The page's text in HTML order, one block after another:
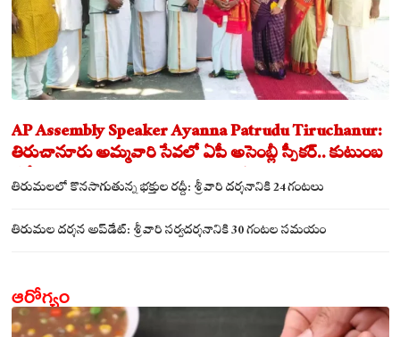
AP Assembly Speaker Ayanna Patrudu Tiruchanur:
తిరుచానూరు అమ్మవారి సేవలో ఏపీ అసెంబ్లీ స్పీకర్.. కుటుంబ
సమేతంగా దర్శించుకున్న అయ్యన్నపాత్రుడు!
తిరుమలలో కొనసాగుతున్న భక్తుల రద్దీ: శ్రీవారి దర్శనానికి 24 గంటలు
తిరుమల దర్శన అప్‌డేట్: శ్రీవారి సర్వదర్శనానికి 30 గంటల సమయం
ఆరోగ్యం